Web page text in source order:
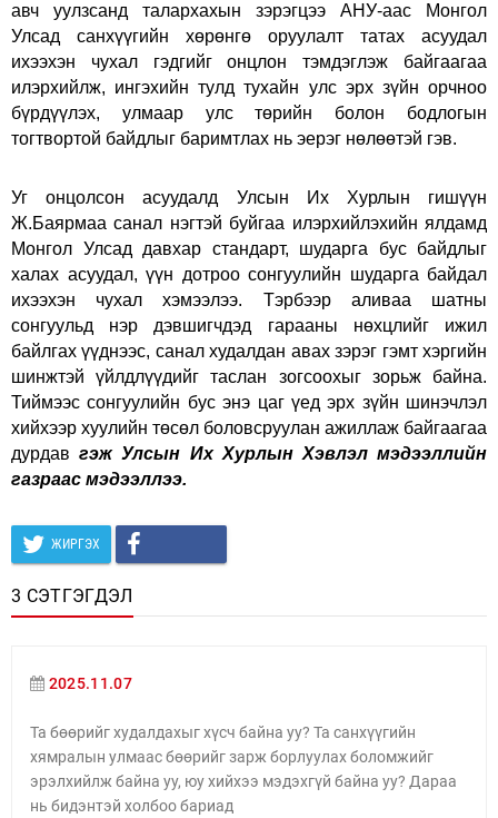
авч уулзсанд талархахын зэрэгцээ АНУ-аас Монгол
Улсад санхүүгийн хөрөнгө оруулалт татах асуудал
ихээхэн чухал гэдгийг онцлон тэмдэглэж байгаагаа
илэрхийлж, ингэхийн тулд тухайн улс эрх зүйн орчноо
бүрдүүлэх, улмаар улс төрийн болон бодлогын
тогтвортой байдлыг баримтлах нь эерэг нөлөөтэй гэв.
Уг онцолсон асуудалд Улсын Их Хурлын гишүүн
Ж.Баярмаа санал нэгтэй буйгаа илэрхийлэхийн ялдамд
Монгол Улсад давхар стандарт, шударга бус байдлыг
халах асуудал, үүн дотроо сонгуулийн шударга байдал
ихээхэн чухал хэмээлээ. Тэрбээр аливаа шатны
сонгуульд нэр дэвшигчдэд гарааны нөхцлийг ижил
байлгах үүднээс, санал худалдан авах зэрэг гэмт хэргийн
шинжтэй үйлдлүүдийг таслан зогсоохыг зорьж байна.
Тиймээс сонгуулийн бус энэ цаг үед эрх зүйн шинэчлэл
хийхээр хуулийн төсөл боловсруулан ажиллаж байгаагаа
дурдавгэж Улсын Их Хурлын Хэвлэл мэдээллийн
газраас мэдээллээ.
ЖИРГЭХ
3 СЭТГЭГДЭЛ
2025.11.07
Та бөөрийг худалдахыг хүсч байна уу? Та санхүүгийн
хямралын улмаас бөөрийг зарж борлуулах боломжийг
эрэлхийлж байна уу, юу хийхээ мэдэхгүй байна уу? Дараа
нь бидэнтэй холбоо бариад